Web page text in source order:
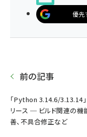
優先
前の記事
「Python 3.14.6/3.13.14」
リース ─ ビルド関連の機
善、不具合修正など